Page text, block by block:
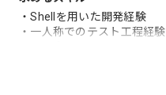
・Shellを用いた開発経験
・一人称でのテスト工程経験